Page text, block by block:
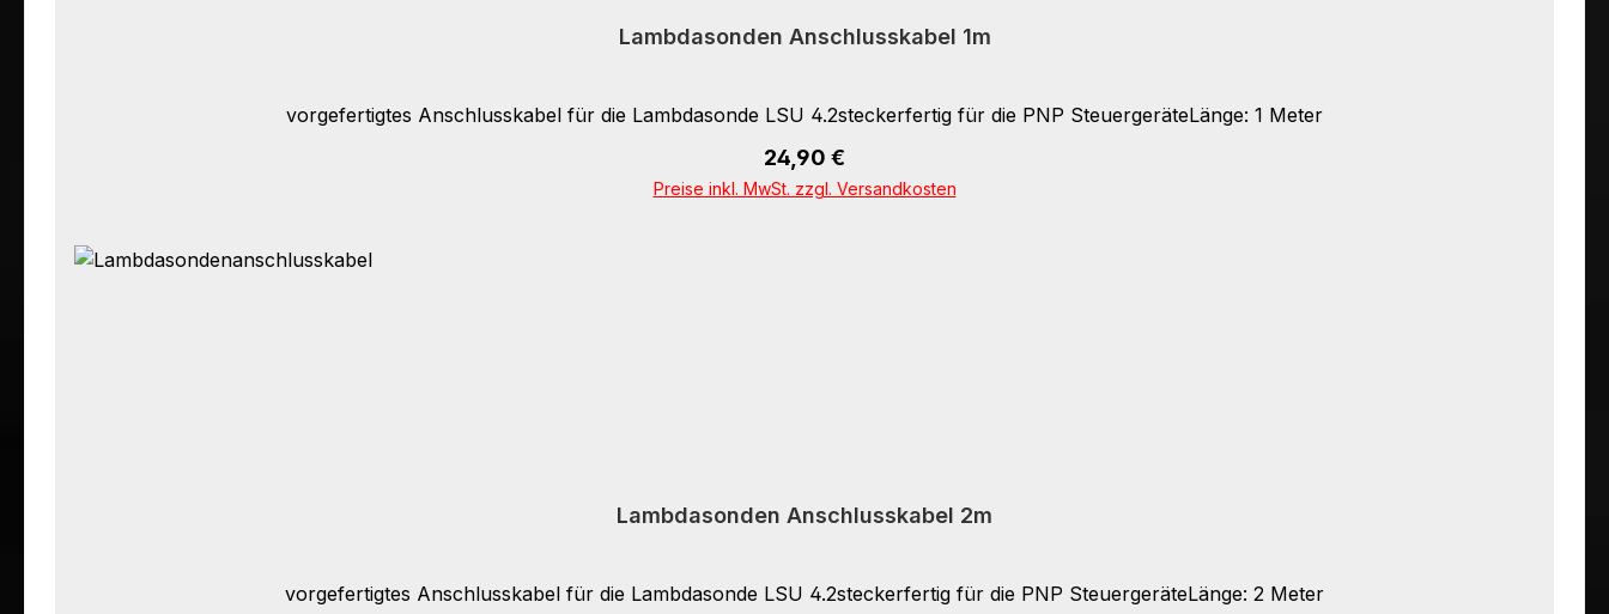
Lambdasonden Anschlusskabel 1m
vorgefertigtes Anschlusskabel für die Lambdasonde LSU 4.2steckerfertig für die PNP SteuergeräteLänge: 1 Meter
Regulärer Preis:
24,90 €
Preise inkl. MwSt. zzgl. Versandkosten
In den Warenkorb
Lambdasonden Anschlusskabel 2m
vorgefertigtes Anschlusskabel für die Lambdasonde LSU 4.2steckerfertig für die PNP SteuergeräteLänge: 2 Meter